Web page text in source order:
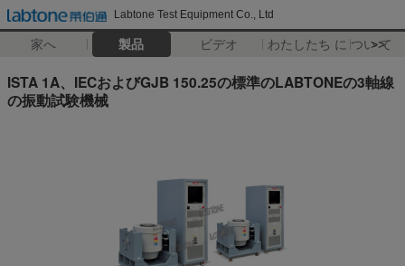
Labtone Test Equipment Co., Ltd
家へ 製品 ビデオ わたしたち に つい て
>>
ISTA 1A、IECおよびGJB 150.25の標準のLABTONEの3軸線
の振動試験機械